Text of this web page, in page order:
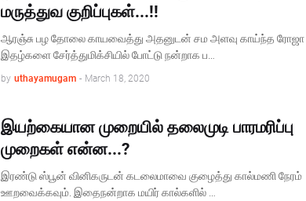
மருத்துவ குறிப்புகள்...!!
ஆரஞ்சு பழ தோலை காயவைத்து அதனுடன் சம அளவு காய்ந்த ரோஜா
இதழ்களை சேர்த்துமிக்சியில் போட்டு நன்றாக ப…
by uthayamugam - March 18, 2020
இயற்கையான முறையில் தலைமுடி பாரமரிப்பு
முறைகள் என்ன...?
இரண்டு ஸ்பூன் வினிகருடன் கடலைமாவை குழைத்து கால்மணி நேரம்
ஊறவைக்கவும். இதைநன்றாக மயிர் கால்களில் …